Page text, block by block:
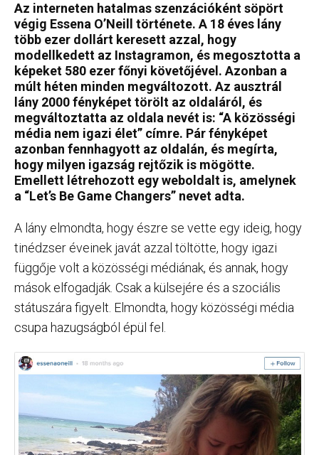
Az interneten hatalmas szenzációként söpört
végig Essena O’Neill története. A 18 éves lány
több ezer dollárt keresett azzal, hogy
modellkedett az Instagramon, és megosztotta a
képeket 580 ezer főnyi követőjével. Azonban a
múlt héten minden megváltozott. Az ausztrál
lány 2000 fényképet törölt az oldaláról, és
megváltoztatta az oldala nevét is: “A közösségi
média nem igazi élet” címre. Pár fényképet
azonban fennhagyott az oldalán, és megírta,
hogy milyen igazság rejtőzik is mögötte.
Emellett létrehozott egy weboldalt is, amelynek
a “Let’s Be Game Changers” nevet adta.
A lány elmondta, hogy észre se vette egy ideig, hogy
tinédzser éveinek javát azzal töltötte, hogy igazi
függője volt a közösségi médiának, és annak, hogy
mások elfogadják. Csak a külsejére és a szociális
státuszára figyelt. Elmondta, hogy közösségi média
csupa hazugságból épül fel.